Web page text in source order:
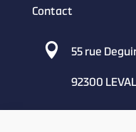
Contact
 55 rue
92300